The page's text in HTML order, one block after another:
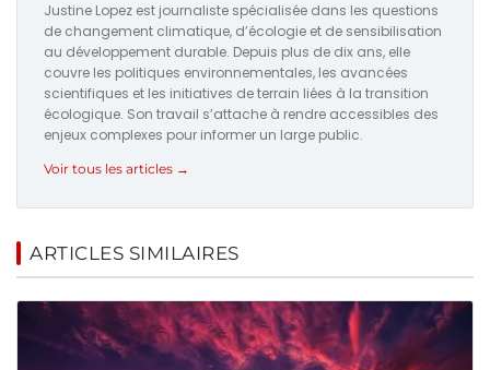
Justine Lopez est journaliste spécialisée dans les questions
de changement climatique, d’écologie et de sensibilisation
au développement durable. Depuis plus de dix ans, elle
couvre les politiques environnementales, les avancées
scientifiques et les initiatives de terrain liées à la transition
écologique. Son travail s’attache à rendre accessibles des
enjeux complexes pour informer un large public.
Voir tous les articles →
ARTICLES SIMILAIRES